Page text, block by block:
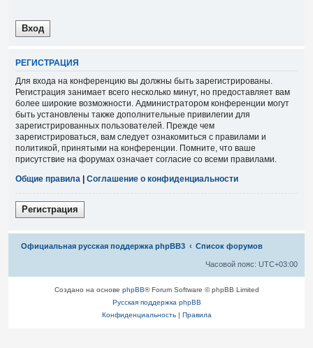
РЕГИСТРАЦИЯ
Для входа на конференцию вы должны быть зарегистрированы.
Регистрация занимает всего несколько минут, но предоставляет вам
более широкие возможности. Администратором конференции могут
быть установлены также дополнительные привилегии для
зарегистрированных пользователей. Прежде чем
зарегистрироваться, вам следует ознакомиться с правилами и
политикой, принятыми на конференции. Помните, что ваше
присутствие на форумах означает согласие со всеми правилами.
Общие правила
Соглашение о конфиденциальности
Регистрация
Официальная русская поддержка phpBB3 Список форумов
Часовой пояс: UTC+03:00
Связаться с
Создано на основе phpBB® Forum Software © phpBB Limited
Русская поддержка phpBB
Конфиденциальность| Правила